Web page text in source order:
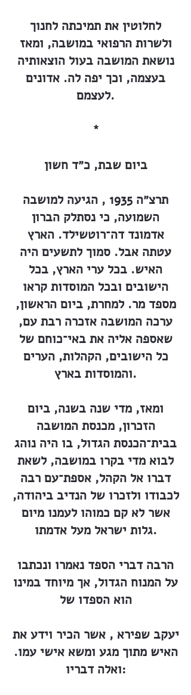
לחלוטין את תמיכתה לחנוך
ולשרות הרפואי במושבה, ומאז
נושאת המושבה בעול הוצאותיה
בעצמה, וכך יפה לה. אדונים
לעצמם.
*
ביום שבת, כ״ד חשון
תרצ״ה 1935 , הגיעה למושבה
השמועה, כי נסתלק הברון
אדמונד דה־רוטשילד. הארץ
עטתה אבל. סמוך לתשעים היה
האיש. בכל ערי הארץ, בכל
הישובים ובכל המוסדות קראו
מספד מר. למחרת, ביום הראשון,
ערכה המושבה אזכרה רבת עם,
שאספה אליה את באי־כוחם של
כל הישובים, הקהלות, הערים
והמוסדות בארץ.
ומאז, מדי שנה בשנה, ביום
הזכרון, מכנסת המושבה
בבית־הכנסת הגדול, בו היה נוהג
לבוא מדי בקרו במושבה, לשאת
דברו אל הקהל, אספת־עם רבה
לכבודו ולזכרו של הנדיב ביהודה,
אשר לא קם כמוהו לעמנו מיום
גלות ישראל מעל אדמתו.
הרבה דברי הספד נאמרו ונכתבו
על המנוח הגדול, אך מיוחד במינו
הוא הספדו של
יעקב שפירא , אשר הכיר וידע את
האיש מתוך מגע ומשא אישי עמו.
ואלה דבריו: